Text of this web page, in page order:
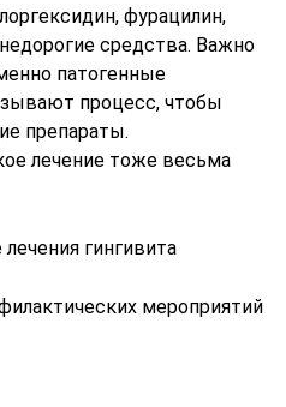
фурацилин,
средства. Важно
патогенные
процесс, чтобы
препараты.
лечение тоже весьма
гингивита
мероприятий